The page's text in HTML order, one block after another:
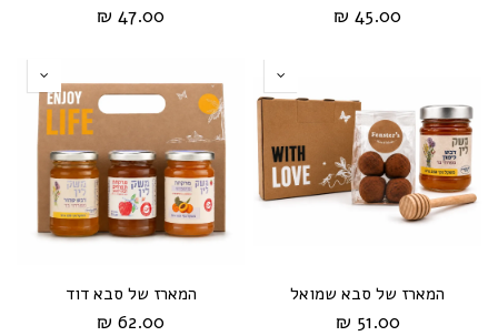
45.00 ₪
47.00 ₪
המארז של סבא שמואל
51.00 ₪
המארז של סבא דוד
62.00 ₪